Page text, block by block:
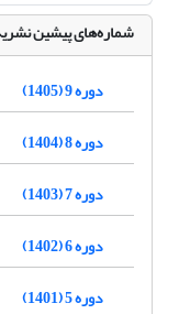
شماره‌های پیشین
دوره 9 (1405)
دوره 8 (1404)
دوره 7 (1403)
دوره 6 (1402)
دوره 5 (1401)